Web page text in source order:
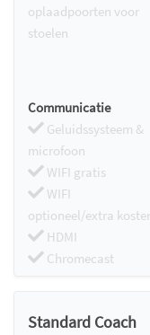
oplaadpoorten voor
stoelen
Communicatie
Geluidssysteem &
microfoon
WIFI gratis
WIFI
optioneel/extra
HDMI
Chromecast
Standard Coach